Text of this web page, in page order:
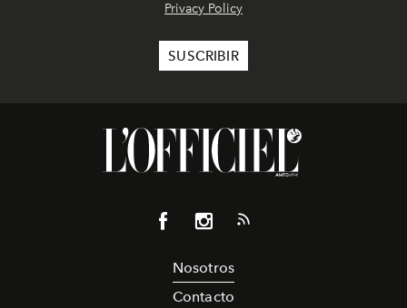
Privacy Policy
Nosotros
Contacto